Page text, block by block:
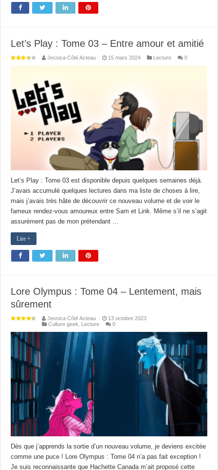
Let’s Play : Tome 03 – Entre amour et amitié
Jessica Côté Acteau 15 mars 2024 Lecture 0
Let’s Play : Tome 03 est disponible depuis quelques semaines déjà.
J’avais accumulé quelques lectures dans ma liste de choses à lire,
mais j’avais très hâte de découvrir ce nouveau volume et de voir le
fameux rendez-vous amoureux entre Sam et Link. Même s’il ne s’agit
assurément pas de mon prétendant …
Lire +
Lore Olympus : Tome 04 – Lentement, mais
sûrement
Jessica Côté Acteau
13 octobre 2023
Culture geek
Lecture 0
Dès que j’apprends la sortie d’un nouveau volume, je deviens excitée
comme une puce ! Lore Olympus : Tome 04 n’a pas fait exception !
Je suis reconnaissante que Hachette Canada m’ait proposé cette